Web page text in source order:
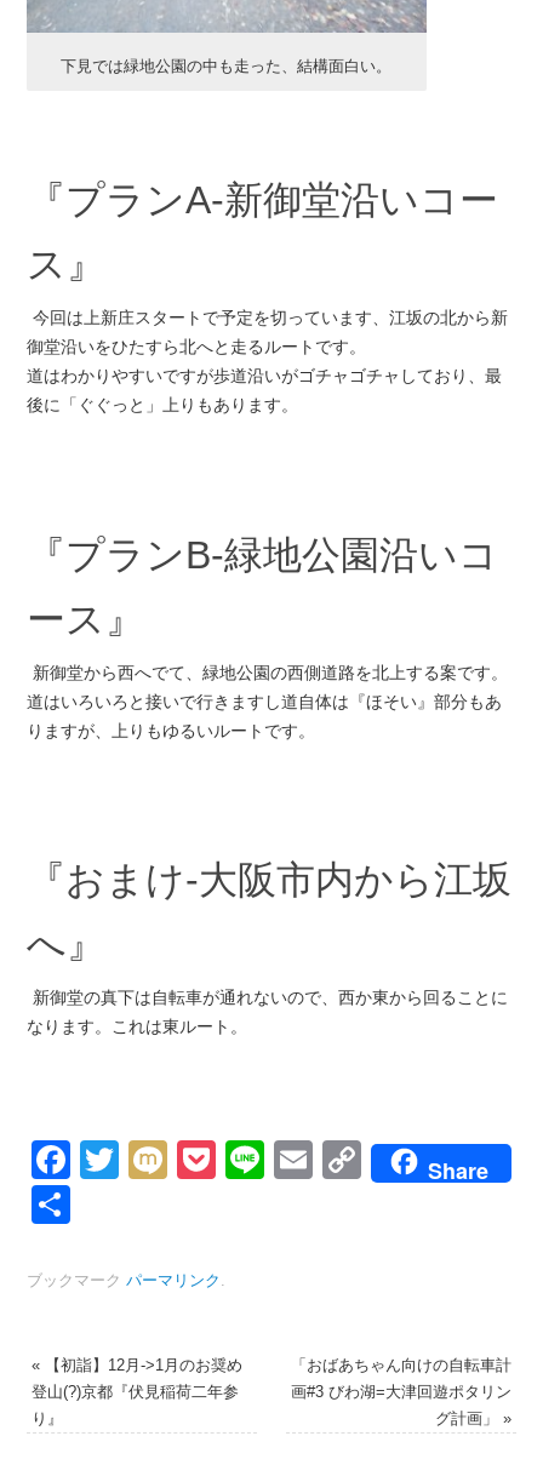
下見では緑地公園の中も走った、結構面白い。
『プランA-新御堂沿いコー
ス』
今回は上新庄スタートで予定を切っています、江坂の北から新
御堂沿いをひたすら北へと走るルートです。
道はわかりやすいですが歩道沿いがゴチャゴチャしており、最
後に「ぐぐっと」上りもあります。
『プランB-緑地公園沿いコ
ース』
新御堂から西へでて、緑地公園の西側道路を北上する案です。
道はいろいろと接いで行きますし道自体は『ほそい』部分もあ
りますが、上りもゆるいルートです。
『おまけ-大阪市内から江坂
へ』
新御堂の真下は自転車が通れないので、西か東から回ることに
なります。これは東ルート。
Facebook
Twitter
MixiPocket
LineEmailCopyShare
ブックマーク パーマリンク
«【初詣】12月->1月のお奨め
登山(?)京都『伏見稲荷二年参
り』
「おばあちゃん向けの自転車計
画#3 びわ湖=大津回遊ポタリン
グ計画」»